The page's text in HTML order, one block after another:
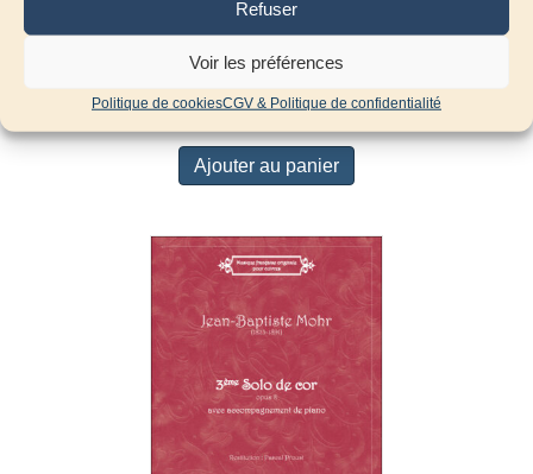
Refuser
Voir les préférences
Politique de cookiesCGV & Politique de confidentialité
13,25€ TTC
Ajouter au panier